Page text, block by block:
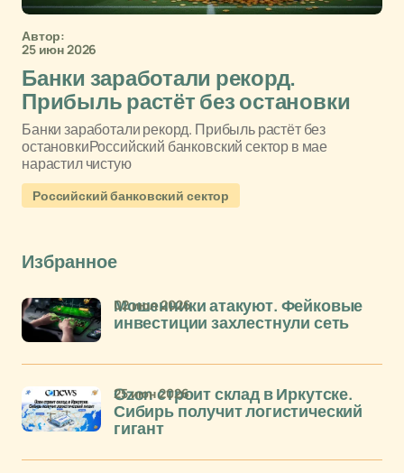
Автор:
25 июн 2026
Банки заработали рекорд.
Прибыль растёт без остановки
Банки заработали рекорд. Прибыль растёт без
остановкиРоссийский банковский сектор в мае
нарастил чистую
Российский банковский сектор
Избранное
Мошенники атакуют. Фейковые
инвестиции захлестнули сеть
02 июл 2026
Ozon строит склад в Иркутске.
Сибирь получит логистический
гигант
25 июн 2026